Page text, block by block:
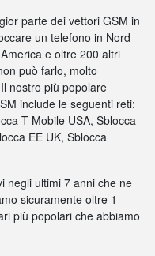
parte dei vettori GSM in
un telefono in Nord
e oltre 200 altri
può farlo, molto
nostro più popolare
include le seguenti reti:
T-Mobile USA, Sblocca
EE UK, Sblocca
negli ultimi 7 anni che ne
sicuramente oltre 1
più popolari che abbiamo